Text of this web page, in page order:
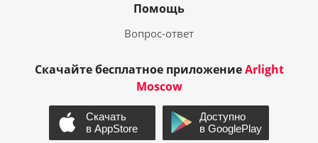
Помощь
Вопрос-ответ
Скачайте бесплатное приложениеArlight
Moscow